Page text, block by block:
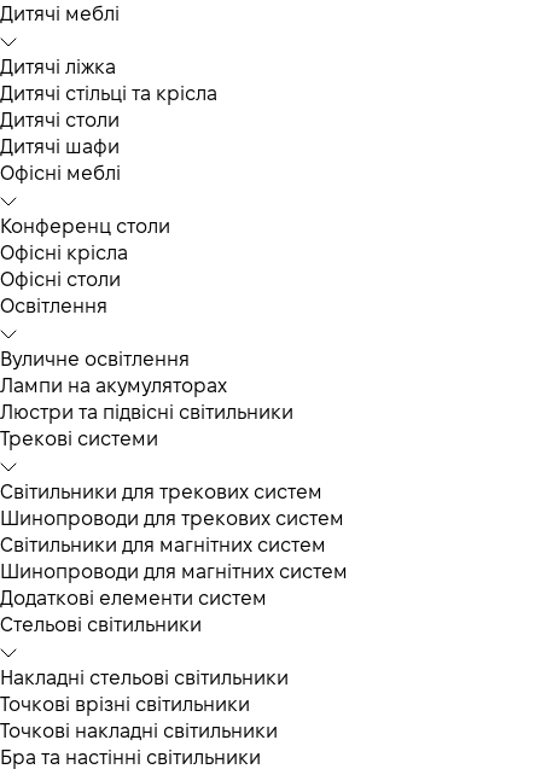
Дитячі меблі
Дитячі ліжка
Дитячі стільці та крісла
Дитячі столи
Дитячі шафи
Офісні меблі
Конференц столи
Офісні крісла
Офісні столи
Освітлення
Вуличне освітлення
Лампи на акумуляторах
Люстри та підвісні світильники
Трекові системи
Світильники для трекових систем
Шинопроводи для трекових систем
Світильники для магнітних систем
Шинопроводи для магнітних систем
Додаткові елементи систем
Cтельові світильники
Накладні стельові світильники
Точкові врізні світильники
Точкові накладні світильники
Бра та настінні світильники